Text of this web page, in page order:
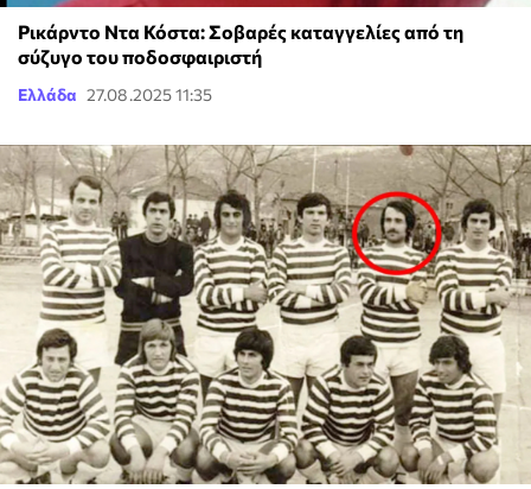
Ρικάρντο Ντα Κόστα: Σοβαρές καταγγελίες από τη
σύζυγο του ποδοσφαιριστή
Ελλάδα 27.08.2025 11:35